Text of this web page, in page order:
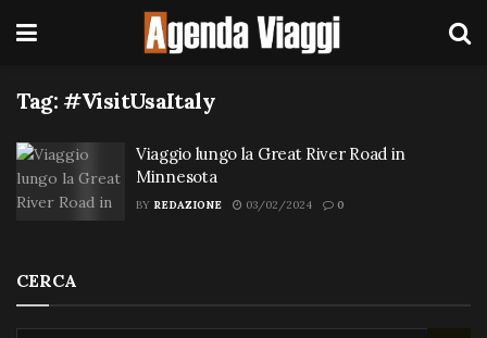
Tag: #VisitUsaItaly
Viaggio lungo la Great River Road in
Minnesota
BY REDAZIONE 03/02/2024 0
CERCA